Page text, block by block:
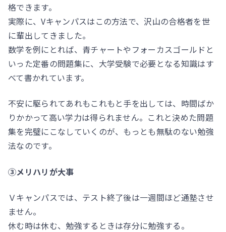
格できます。
実際に、Vキャンパスはこの方法で、沢山の合格者を世
に輩出してきました。
数学を例にとれば、青チャートやフォーカスゴールドと
いった定番の問題集に、大学受験で必要となる知識はす
べて書かれています。
不安に駆られてあれもこれもと手を出しては、時間ばか
りかかって高い学力は得られません。これと決めた問題
集を完璧にこなしていくのが、もっとも無駄のない勉強
法なのです。
③メリハリが大事
Ｖキャンパスでは、テスト終了後は一週間ほど通塾させ
ません。
休む時は休む、勉強するときは存分に勉強する。